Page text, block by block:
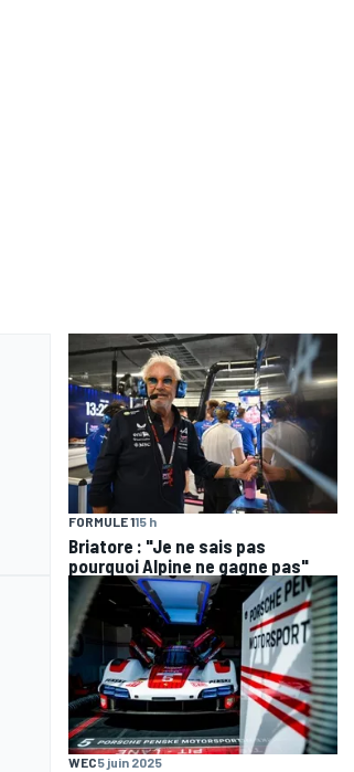
FORMULE 115 h
Briatore : "Je ne sais pas
pourquoi Alpine ne gagne pas"
WEC5 juin 2025